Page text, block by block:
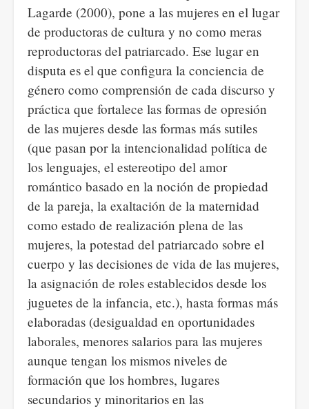
Lagarde (2000), pone a las mujeres en el lugar
de productoras de cultura y no como meras
reproductoras del patriarcado. Ese lugar en
disputa es el que configura la conciencia de
género como comprensión de cada discurso y
práctica que fortalece las formas de opresión
de las mujeres desde las formas más sutiles
(que pasan por la intencionalidad política de
los lenguajes, el estereotipo del amor
romántico basado en la noción de propiedad
de la pareja, la exaltación de la maternidad
como estado de realización plena de las
mujeres, la potestad del patriarcado sobre el
cuerpo y las decisiones de vida de las mujeres,
la asignación de roles establecidos desde los
juguetes de la infancia, etc.), hasta formas más
elaboradas (desigualdad en oportunidades
laborales, menores salarios para las mujeres
aunque tengan los mismos niveles de
formación que los hombres, lugares
secundarios y minoritarios en las